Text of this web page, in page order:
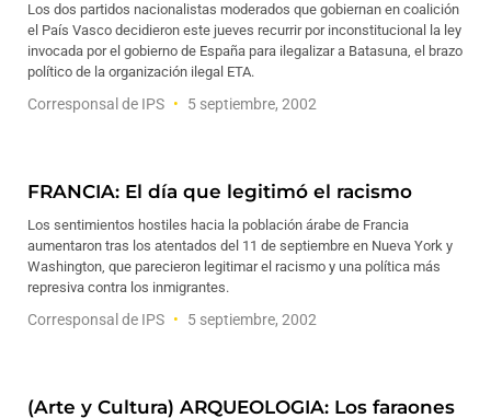
Los dos partidos nacionalistas moderados que gobiernan en coalición
el País Vasco decidieron este jueves recurrir por inconstitucional la ley
invocada por el gobierno de España para ilegalizar a Batasuna, el brazo
político de la organización ilegal ETA.
Corresponsal de IPS 5 septiembre, 2002
FRANCIA: El día que legitimó el racismo
Los sentimientos hostiles hacia la población árabe de Francia
aumentaron tras los atentados del 11 de septiembre en Nueva York y
Washington, que parecieron legitimar el racismo y una política más
represiva contra los inmigrantes.
Corresponsal de IPS 5 septiembre, 2002
(Arte y Cultura) ARQUEOLOGIA: Los faraones